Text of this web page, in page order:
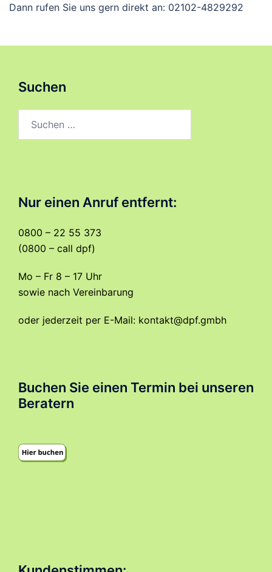
Dann rufen Sie uns gern direkt an: 02102-4829292
Suchen
nach:
Nur einen Anruf entfernt:
0800 – 22 55 373
(0800 – call dpf)
Mo – Fr 8 – 17 Uhr
sowie nach Vereinbarung
oder jederzeit per E-Mail: kontakt@dpf.gmbh
Buchen Sie einen Termin bei unseren
Beratern